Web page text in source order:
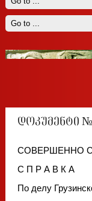
დოკუმენტი
СОВЕРШЕННО
С П Р А В К А
По делу